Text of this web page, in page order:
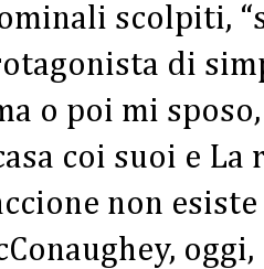
scolpiti,
di
o poi mi
coi suoi e La
non